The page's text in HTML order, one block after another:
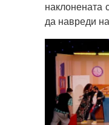
наклонената
да навреди